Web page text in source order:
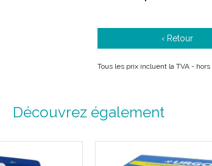
‹ Retour
Tous les prix incluent la TVA -
Découvrez également